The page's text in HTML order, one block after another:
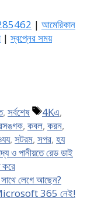
| আমেরিকান
|স্বপ্নের সময়
, সর্বশেষ Tags
4Kএ,
, কবল, করন,
, সটরম, সপর, হয
ও পানীয়তে রেড ডাই
করে
লেগে আছেন?
365 নেই!